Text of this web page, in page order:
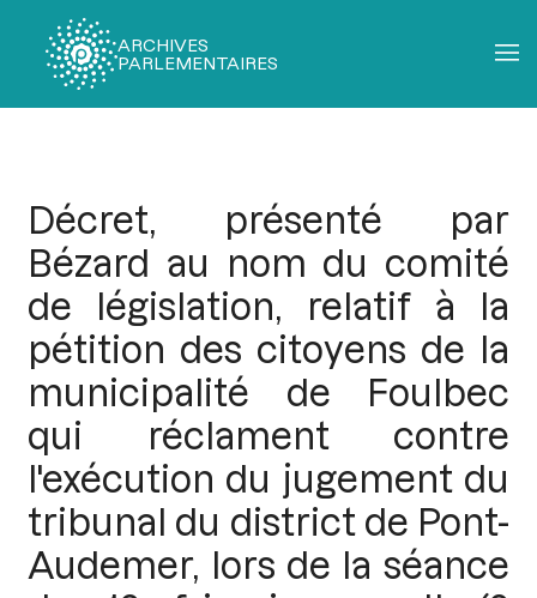
ARCHIVES
PARLEMENTAIRES
Décret, présenté par
Bézard au nom du comité
de législation, relatif à la
pétition des citoyens de la
municipalité de Foulbec
qui réclament contre
l'exécution du jugement du
tribunal du district de Pont-
Audemer, lors de la séance